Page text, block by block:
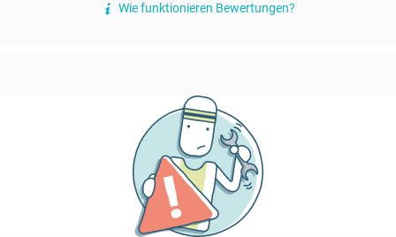
Wie funktionieren Bewertungen?